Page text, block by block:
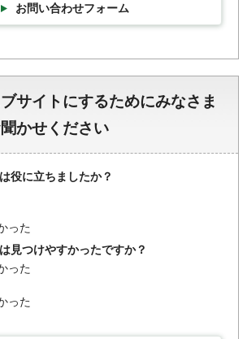
お問い合わせフォーム
サイトにするためにみなさま
かせください
役に立ちましたか？
った
見つけやすかったですか？
った
った